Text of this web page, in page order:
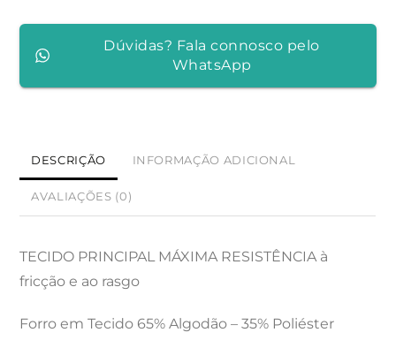
BATIDA
Dúvidas? Fala connosco pelo
WhatsApp
DESCRIÇÃO INFORMAÇÃO ADICIONAL
AVALIAÇÕES (0)
TECIDO PRINCIPAL MÁXIMA RESISTÊNCIA à
fricção e ao rasgo
Forro em Tecido 65% Algodão – 35% Poliéster